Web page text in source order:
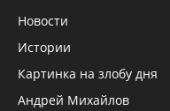
Новости
Истории
Картинка на злобу дня
Андрей Михайлов